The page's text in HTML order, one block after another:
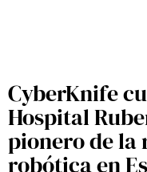
CyberKnife
Hospital
pionero de
robótica en